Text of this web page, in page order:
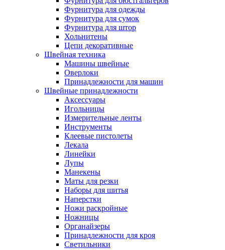
Фурнитура для одежды
Фурнитура для сумок
Фурнитура для штор
Хольнитены
Цепи декоративные
Швейная техника
Машины швейные
Оверлоки
Принадлежности для машин
Швейные принадлежности
Аксессуары
Игольницы
Измерительные ленты
Инструменты
Клеевые пистолеты
Лекала
Линейки
Лупы
Манекены
Маты для резки
Наборы для шитья
Наперстки
Ножи раскройные
Ножницы
Органайзеры
Принадлежности для кроя
Светильники